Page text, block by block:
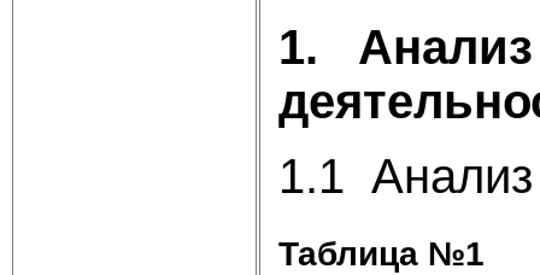
1.
1.1
Таблица №1